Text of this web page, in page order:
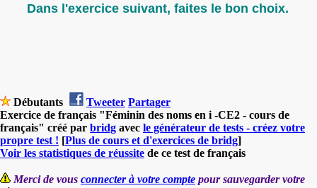
Dans l'exercice suivant, faites le bon choix.
Débutants Tweeter Partager
Exercice de français "Féminin des noms en i -CE2 - cours de
français" créé par bridg avec le générateur de tests - créez votre
propre test ! [Plus de cours et d'exercices de bridg]
Voir les statistiques de réussite de ce test de français
Merci de vous connecter à votre compte pour sauvegarder votre